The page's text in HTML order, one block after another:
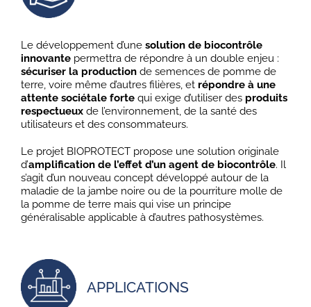
Le développement d’une solution de biocontrôle
innovantepermettra de répondre à un double enjeu :
sécuriser la productionde semences de pomme de
terre, voire même d’autres filières, et répondre à une
attente sociétale fortequi exige d’utiliser des produits
respectueuxde l’environnement, de la santé des
utilisateurs et des consommateurs.
Le projet BIOPROTECT propose une solution originale
d’amplification de l’effet d’un agent de biocontrôle. Il
s’agit d’un nouveau concept développé autour de la
maladie de la jambe noire ou de la pourriture molle de
la pomme de terre mais qui vise un principe
généralisable applicable à d’autres pathosystèmes.
APPLICATIONS